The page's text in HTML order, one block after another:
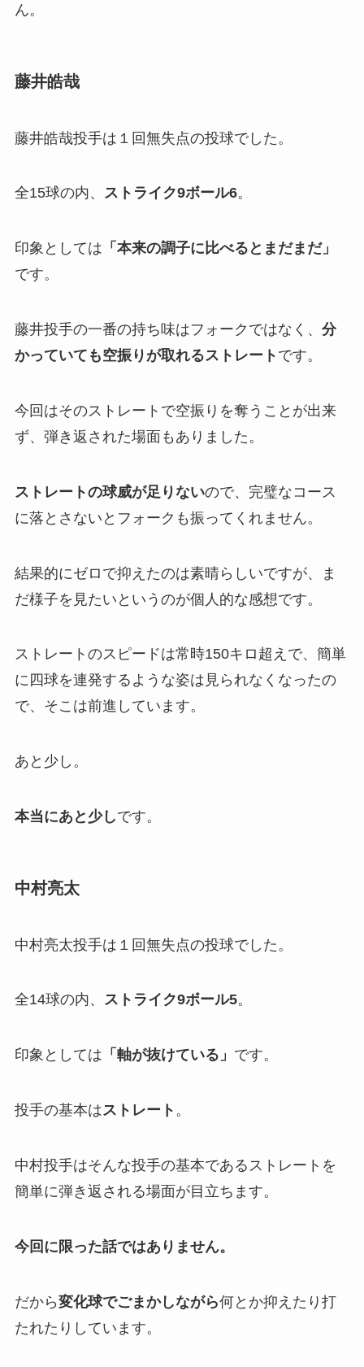
ん。
藤井皓哉
藤井皓哉投手は１回無失点の投球でした。
全15球の内、 ストライク9ボール6。
印象としては 「本来の調子に比べるとまだまだ」
です。
藤井投手の一番の持ち味はフォークではなく、 分
かっていても空振りが取れるストレート です。
今回はそのストレートで空振りを奪うことが出来
ず、弾き返された場面もありました。
ストレートの球威が足りないので、完璧なコース
に落とさないとフォークも振ってくれません。
結果的にゼロで抑えたのは素晴らしいですが、ま
だ様子を見たいというのが個人的な感想です。
ストレートのスピードは常時150キロ超えで、簡単
に四球を連発するような姿は見られなくなったの
で、そこは前進しています。
あと少し。
本当にあと少しです。
中村亮太
中村亮太投手は１回無失点の投球でした。
全14球の内、 ストライク9ボール5。
印象としては 「軸が抜けている」 です。
投手の基本はストレート 。
中村投手はそんな投手の基本であるストレートを
簡単に弾き返される場面が目立ちます。
今回に限った話ではありません。
だから変化球でごまかしながら何とか抑えたり打
たれたりしています。